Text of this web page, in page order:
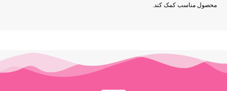
محصول مناسب کمک کند.